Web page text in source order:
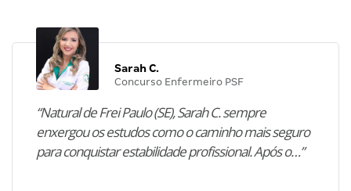
Sarah C.
Concurso Enfermeiro PSF
“Natural de Frei Paulo (SE), Sarah C. sempre
enxergou os estudos como o caminho mais seguro
para conquistar estabilidade profissional. Após o…”